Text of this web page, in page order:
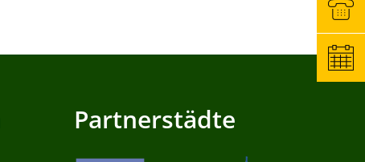
Partnerstädte